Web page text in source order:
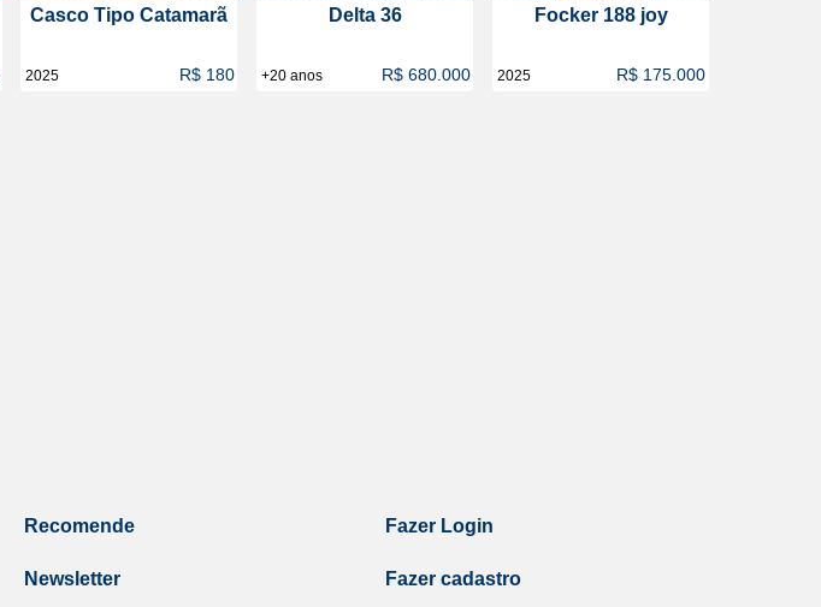
Casco Tipo Catamarã
2025 R$ 180
Delta 36
+20 anos R$ 680.000
Focker 188 joy
2025 R$ 175.000
Recomende
Newsletter
Fazer Login
Fazer cadastro